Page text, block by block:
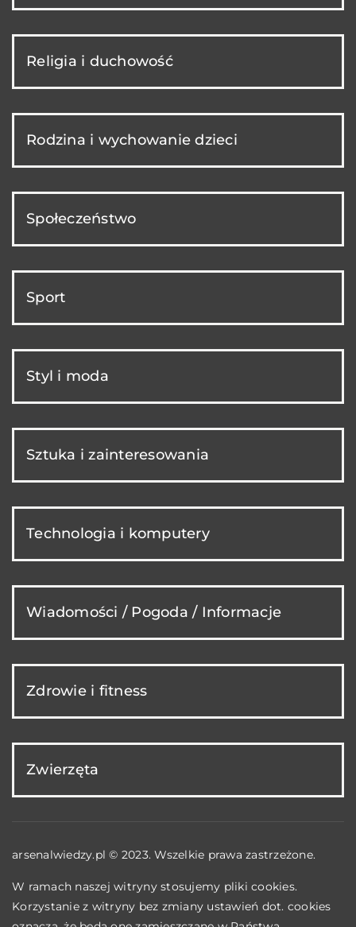
Religia i duchowość
Rodzina i wychowanie dzieci
Społeczeństwo
Sport
Styl i moda
Sztuka i zainteresowania
Technologia i komputery
Wiadomości / Pogoda / Informacje
Zdrowie i fitness
Zwierzęta
arsenalwiedzy.pl © 2023. Wszelkie prawa zastrzeżone.
W ramach naszej witryny stosujemy pliki cookies.
Korzystanie z witryny bez zmiany ustawień dot. cookies